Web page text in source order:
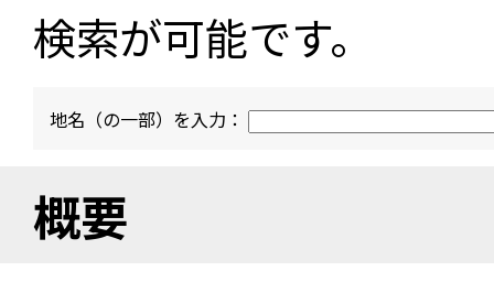
検索が可能です。
地名（の一部）を入力：
概要